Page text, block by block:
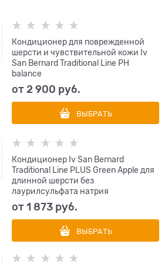
Кондиционер для поврежденной
шерсти и чувствительной кожи Iv
San Bernard Traditional Line РН
balance
от2 900 руб.
ВЫБРАТЬ
Кондиционер Iv San Bernard
Traditional Line PLUS Green Apple для
длинной шерсти без
лаурилсульфата натрия
от1 873 руб.
ВЫБРАТЬ